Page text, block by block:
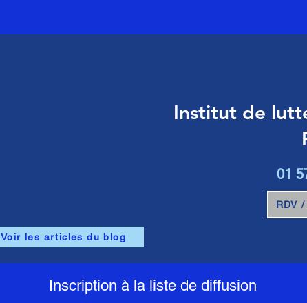
Institut de
01
RDV
Voir les articles du blog
Inscription à la liste de diffusion